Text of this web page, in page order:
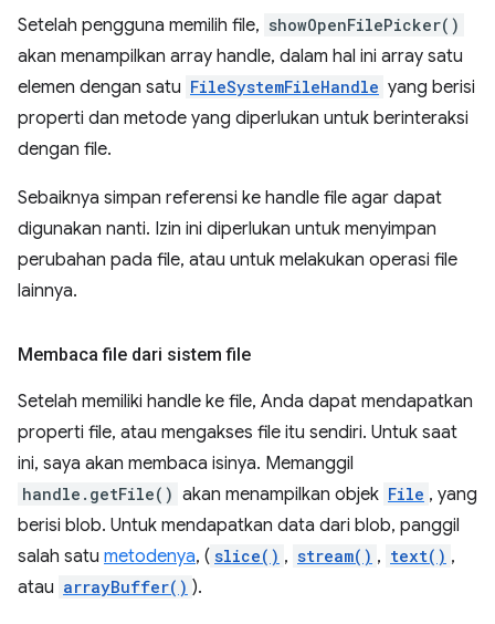
Setelah pengguna memilih file, showOpenFilePicker()
akan menampilkan array handle, dalam hal ini array satu
elemen dengan satu FileSystemFileHandle yang berisi
properti dan metode yang diperlukan untuk berinteraksi
dengan file.
Sebaiknya simpan referensi ke handle file agar dapat
digunakan nanti. Izin ini diperlukan untuk menyimpan
perubahan pada file, atau untuk melakukan operasi file
lainnya.
Membaca file dari sistem file
Setelah memiliki handle ke file, Anda dapat mendapatkan
properti file, atau mengakses file itu sendiri. Untuk saat
ini, saya akan membaca isinya. Memanggil
handle.getFile() akan menampilkan objek File , yang
berisi blob. Untuk mendapatkan data dari blob, panggil
salah satu metodenya, ( slice() , stream() , text() ,
atau arrayBuffer() ).